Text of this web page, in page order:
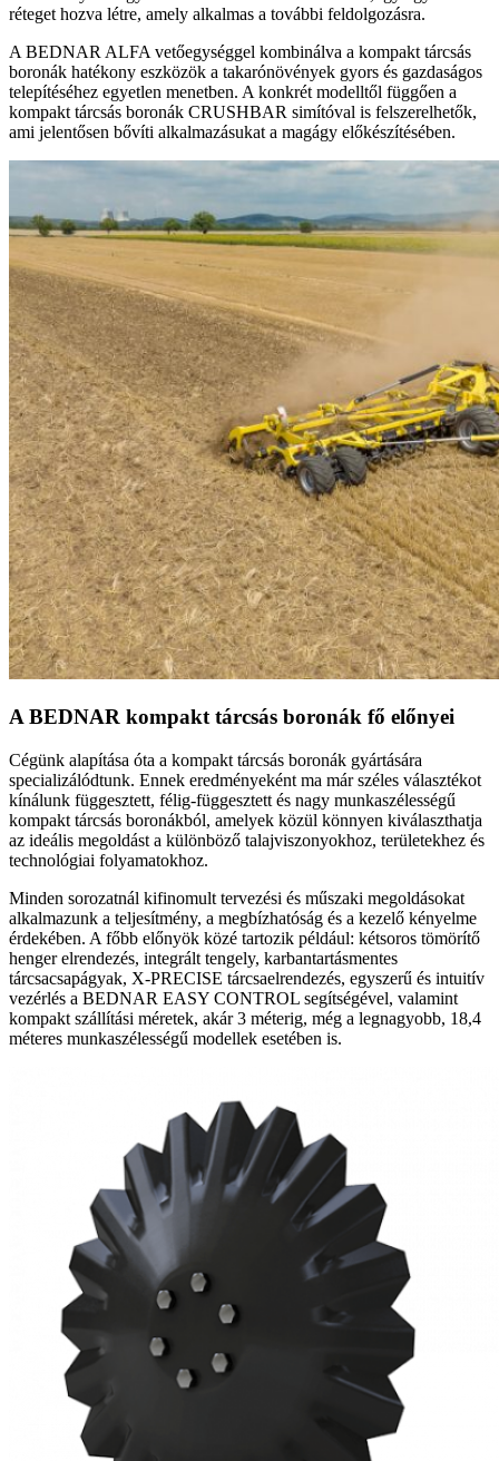
réteget hozva létre, amely alkalmas a további feldolgozásra.
A BEDNAR ALFA vetőegységgel kombinálva a kompakt tárcsás
boronák hatékony eszközök a takarónövények gyors és gazdaságos
telepítéséhez egyetlen menetben. A konkrét modelltől függően a
kompakt tárcsás boronák CRUSHBAR simítóval is felszerelhetők,
ami jelentősen bővíti alkalmazásukat a magágy előkészítésében.
A BEDNAR kompakt tárcsás boronák fő előnyei
Cégünk alapítása óta a kompakt tárcsás boronák gyártására
specializálódtunk. Ennek eredményeként ma már széles választékot
kínálunk függesztett, félig-függesztett és nagy munkaszélességű
kompakt tárcsás boronákból, amelyek közül könnyen kiválaszthatja
az ideális megoldást a különböző talajviszonyokhoz, területekhez és
technológiai folyamatokhoz.
Minden sorozatnál kifinomult tervezési és műszaki megoldásokat
alkalmazunk a teljesítmény, a megbízhatóság és a kezelő kényelme
érdekében. A főbb előnyök közé tartozik például: kétsoros tömörítő
henger elrendezés, integrált tengely, karbantartásmentes
tárcsacsapágyak, X-PRECISE tárcsaelrendezés, egyszerű és intuitív
vezérlés a BEDNAR EASY CONTROL segítségével, valamint
kompakt szállítási méretek, akár 3 méterig, még a legnagyobb, 18,4
méteres munkaszélességű modellek esetében is.